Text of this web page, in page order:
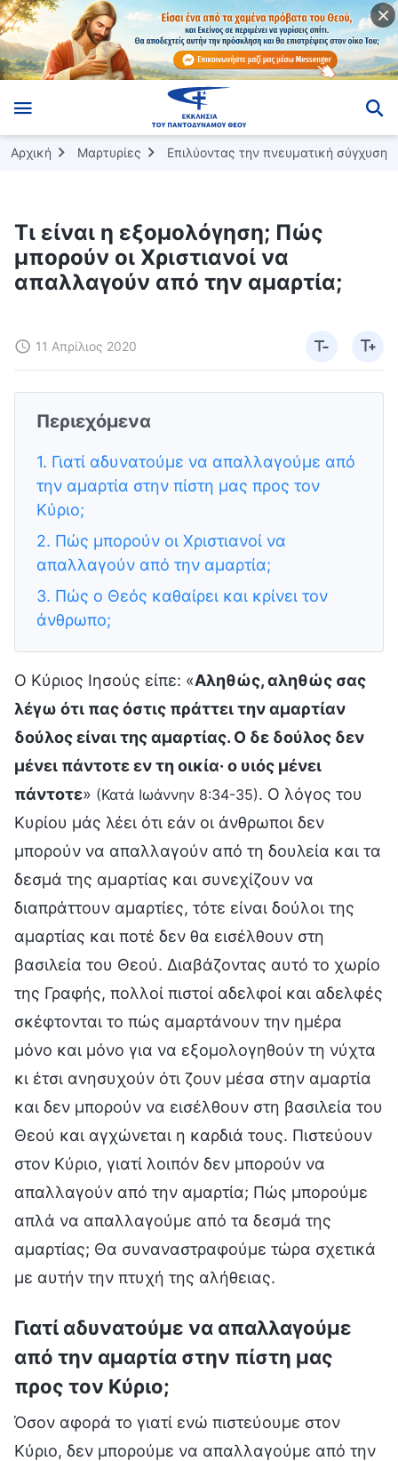
Αρχική Μαρτυρίες Επιλύοντας την πνευματική σύγχυση
Τι είναι η εξομολόγηση; Πώς
μπορούν οι Χριστιανοί να
απαλλαγούν από την αμαρτία;
11 Απρίλιος 2020
Περιεχόμενα
1. Γιατί αδυνατούμε να απαλλαγούμε από
την αμαρτία στην πίστη μας προς τον
Κύριο;
2. Πώς μπορούν οι Χριστιανοί να
απαλλαγούν από την αμαρτία;
3. Πώς ο Θεός καθαίρει και κρίνει τον
άνθρωπο;
Ο Κύριος Ιησούς είπε: «Αληθώς, αληθώς σας
λέγω ότι πας όστις πράττει την αμαρτίαν
δούλος είναι της αμαρτίας. Ο δε δούλος δεν
μένει πάντοτε εν τη οικία· ο υιός μένει
πάντοτε» (Κατά Ιωάννην 8:34-35). Ο λόγος του
Κυρίου μάς λέει ότι εάν οι άνθρωποι δεν
μπορούν να απαλλαγούν από τη δουλεία και τα
δεσμά της αμαρτίας και συνεχίζουν να
διαπράττουν αμαρτίες, τότε είναι δούλοι της
αμαρτίας και ποτέ δεν θα εισέλθουν στη
βασιλεία του Θεού. Διαβάζοντας αυτό το χωρίο
της Γραφής, πολλοί πιστοί αδελφοί και αδελφές
σκέφτονται το πώς αμαρτάνουν την ημέρα
μόνο και μόνο για να εξομολογηθούν τη νύχτα
κι έτσι ανησυχούν ότι ζουν μέσα στην αμαρτία
και δεν μπορούν να εισέλθουν στη βασιλεία του
Θεού και αγχώνεται η καρδιά τους. Πιστεύουν
στον Κύριο, γιατί λοιπόν δεν μπορούν να
απαλλαγούν από την αμαρτία; Πώς μπορούμε
απλά να απαλλαγούμε από τα δεσμά της
αμαρτίας; Θα συναναστραφούμε τώρα σχετικά
με αυτήν την πτυχή της αλήθειας.
Γιατί αδυνατούμε να απαλλαγούμε
από την αμαρτία στην πίστη μας
προς τον Κύριο;
Όσον αφορά το γιατί ενώ πιστεύουμε στον
Κύριο, δεν μπορούμε να απαλλαγούμε από την